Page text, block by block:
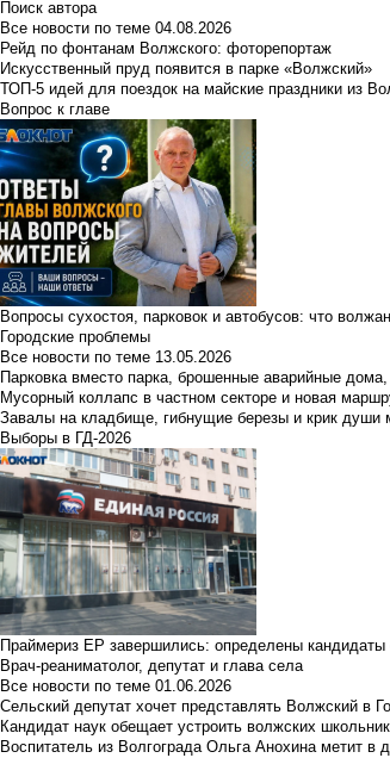
Поиск автора
Все новости по теме 04.08.2026
Рейд по фонтанам Волжского: фоторепортаж
Искусственный пруд появится в парке «Волжский»
ТОП-5 идей для поездок на майские праздники из
Вопрос к главе
Вопросы сухостоя, парковок и автобусов: что
Городские проблемы
Все новости по теме 13.05.2026
Парковка вместо парка, брошенные аварийные
Мусорный коллапс в частном секторе и новая
Завалы на кладбище, гибнущие березы и крик души
Выборы в ГД-2026
Праймериз ЕР завершились: определены
Врач-реаниматолог, депутат и глава села
Все новости по теме 01.06.2026
Сельский депутат хочет представлять Волжский в
Кандидат наук обещает устроить волжских
Воспитатель из Волгограда Ольга Анохина метит в